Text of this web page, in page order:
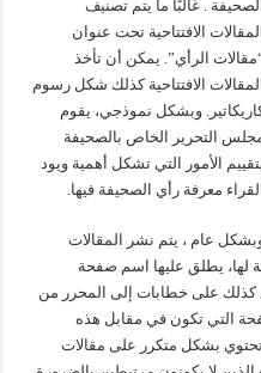
الصحيفة . غالبًا ما يتم تصنيف
المقالات الافتتاحية تحت عنوان
الرأي”. يمكن أن تأخذ
المقالات الافتتاحية كذلك شكل رسوم
وبشكل نموذجي، يقوم
التحرير الخاص بالصحيفة
الأمور التي تشكل أهمية ويود
القراء معرفة رأي الصحيفة فيها.
عام ، يتم نشر المقالات
لها، يطلق عليها اسم صفحة
كذلك على خطابات إلى المحرر من
التي تكون في مقابل هذه
بشكل متكرر على مقالات